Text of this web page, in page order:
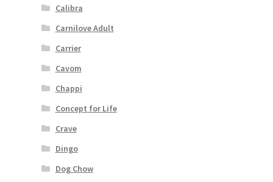
Calibra
Carnilove Adult
Carrier
Cavom
Chappi
Concept for Life
Crave
Dingo
Dog Chow